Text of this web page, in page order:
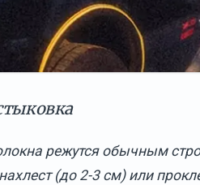
режутся обычным
(до 2-3 см) или